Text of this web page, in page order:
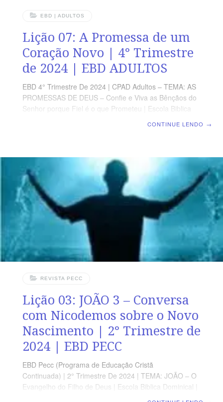
EBD | ADULTOS
Lição 07: A Promessa de um
Coração Novo | 4° Trimestre
de 2024 | EBD ADULTOS
EBD 4° Trimestre De 2024 | CPAD Adultos – TEMA: AS
PROMESSAS DE DEUS – Confie e Viva as Bênçãos do
Senhor porque Fiel é o que Prometeu | Escola Biblica
carne.” (Ez 36.26) VERDADE PRÁTICA O salvo em
Cristo Jesus tem um coração novo, voltado para a
Palavra de Deus e
CONTINUE LENDO →
REVISTA PECC
Lição 03: JOÃO 3 – Conversa
com Nicodemos sobre o Novo
Nascimento | 2° Trimestre de
2024 | EBD PECC
EBD Pecc (Programa de Educação Cristã
Continuada) | 2° Trimestre De 2024 | TEMA: JOÃO – O
Evangelho do Filho de Deus | Escola Biblica Dominical |